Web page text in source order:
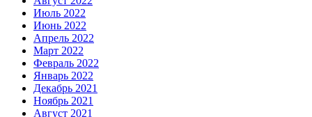
Июль 2022
Июнь 2022
Апрель 2022
Март 2022
Февраль 2022
Январь 2022
Декабрь 2021
Ноябрь 2021
Август 2021